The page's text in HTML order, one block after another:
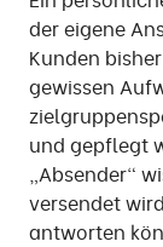
der eigene
Kunden
gewissen
und gepflegt
„Absender“
versendet
antworten